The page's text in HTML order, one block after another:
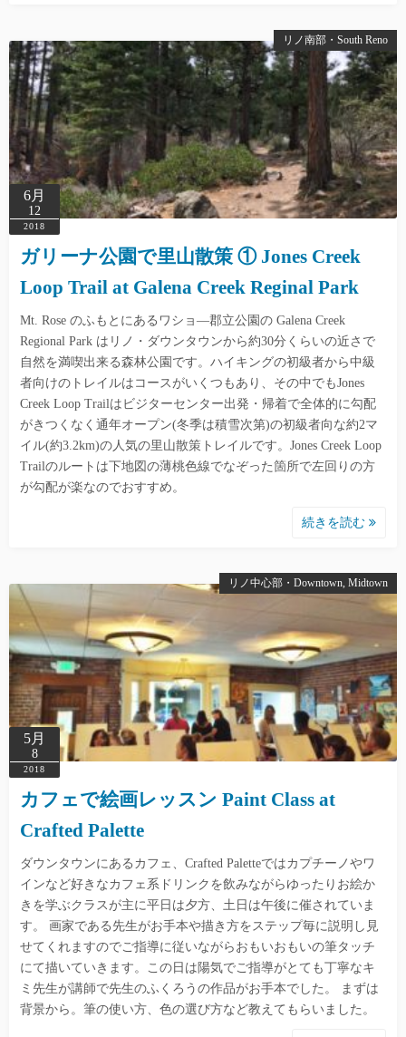
リノ南部・South Reno
6月
12
2018
ガリーナ公園で里山散策 ① Jones Creek
Loop Trail at Galena Creek Reginal Park
Mt. Rose のふもとにあるワショ―郡立公園の Galena Creek
Regional Park はリノ・ダウンタウンから約30分くらいの近さで
自然を満喫出来る森林公園です。ハイキングの初級者から中級
者向けのトレイルはコースがいくつもあり、その中でもJones
Creek Loop Trailはビジターセンター出発・帰着で全体的に勾配
がきつくなく通年オープン(冬季は積雪次第)の初級者向な約2マ
イル(約3.2km)の人気の里山散策トレイルです。Jones Creek Loop
Trailのルートは下地図の薄桃色線でなぞった箇所で左回りの方
が勾配が楽なのでおすすめ。
続きを読む
リノ中心部・Downtown, Midtown
5月
8
2018
カフェで絵画レッスン Paint Class at
Crafted Palette
ダウンタウンにあるカフェ、Crafted Paletteではカプチーノやワ
インなど好きなカフェ系ドリンクを飲みながらゆったりお絵か
きを学ぶクラスが主に平日は夕方、土日は午後に催されていま
す。 画家である先生がお手本や描き方をステップ毎に説明し見
せてくれますのでご指導に従いながらおもいおもいの筆タッチ
にて描いていきます。この日は陽気でご指導がとても丁寧なキ
ミ先生が講師で先生のふくろうの作品がお手本でした。 まずは
背景から。筆の使い方、色の選び方など教えてもらいました。